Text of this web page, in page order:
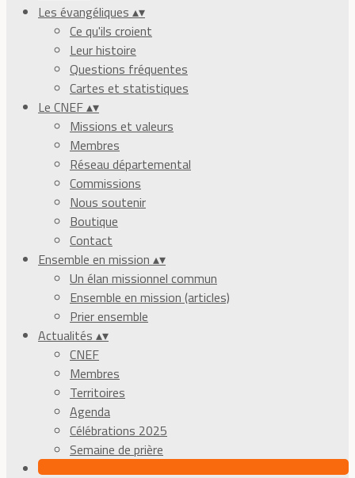
Les évangéliques ▴▾
Ce qu'ils croient
Leur histoire
Questions fréquentes
Cartes et statistiques
Le CNEF▴▾
Missions et valeurs
Membres
Réseau départemental
Commissions
Nous soutenir
Boutique
Contact
Ensemble en mission ▴▾
Un élan missionnel commun
Ensemble en mission (articles)
Prier ensemble
Actualités ▴▾
CNEF
Membres
Territoires
Agenda
Célébrations 2025
Semaine de prière